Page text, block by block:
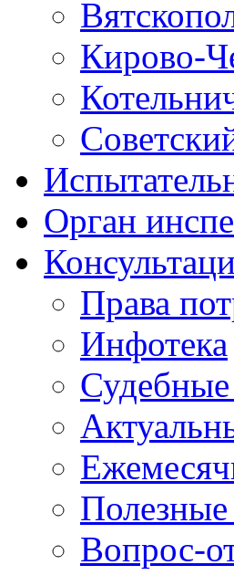
Кирово-
Орган
Права
Инфотека
Вопрос-